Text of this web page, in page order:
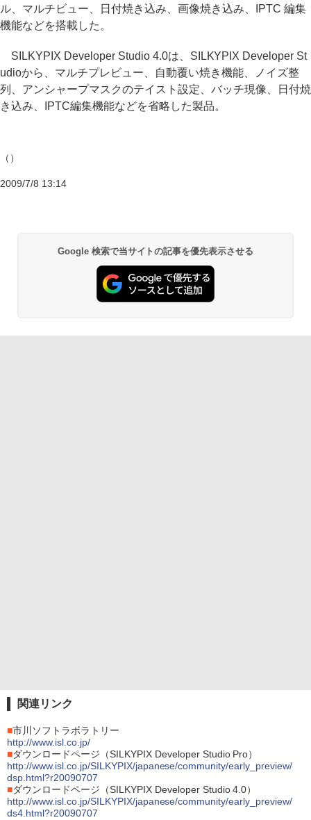
ル、マルチビュー、日付焼き込み、画像焼き込み、IPTC 編集
機能などを搭載した。
SILKYPIX Developer Studio 4.0は、SILKYPIX Developer St
udioから、マルチプレビュー、自動覆い焼き機能、ノイズ整
列、アンシャープマスクのテイスト設定、バッチ現像、日付焼
き込み、IPTC編集機能などを省略した製品。
（）
2009/7/8 13:14
Google 検索で当サイトの記事を優先表示させる
関連リンク
■市川ソフトラボラトリー
http://www.isl.co.jp/
■ダウンロードページ（SILKYPIX Developer Studio Pro）
http://www.isl.co.jp/SILKYPIX/japanese/community/early_preview/
dsp.html?r20090707
■ダウンロードページ（SILKYPIX Developer Studio 4.0）
http://www.isl.co.jp/SILKYPIX/japanese/community/early_preview/
ds4.html?r20090707